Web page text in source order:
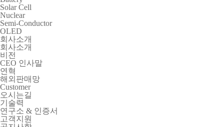
Solar Cell
Nuclear
Semi-Conductor
OLED
회사소개
회사소개
비전
CEO 인사말
연혁
해외판매망
Customer
오시는길
기술력
연구소 & 인증서
고객지원